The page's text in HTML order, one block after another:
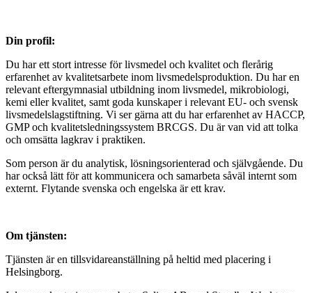
Din profil:
Du har ett stort intresse för livsmedel och kvalitet och flerårig
erfarenhet av kvalitetsarbete inom livsmedelsproduktion. Du har en
relevant eftergymnasial utbildning inom livsmedel, mikrobiologi,
kemi eller kvalitet, samt goda kunskaper i relevant EU- och svensk
livsmedelslagstiftning. Vi ser gärna att du har erfarenhet av HACCP,
GMP och kvalitetsledningssystem BRCGS. Du är van vid att tolka
och omsätta lagkrav i praktiken.
Som person är du analytisk, lösningsorienterad och självgående. Du
har också lätt för att kommunicera och samarbeta såväl internt som
externt. Flytande svenska och engelska är ett krav.
Om tjänsten:
Tjänsten är en tillsvidareanställning på heltid med placering i
Helsingborg.